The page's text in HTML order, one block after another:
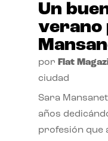
Un
verano
por Flat
ciudad
Sara
años
profesión que